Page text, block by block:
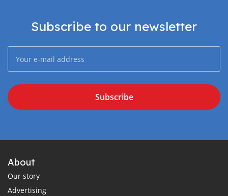
Subscribe to our newsletter
Subscribe
About
Our story
Advertising